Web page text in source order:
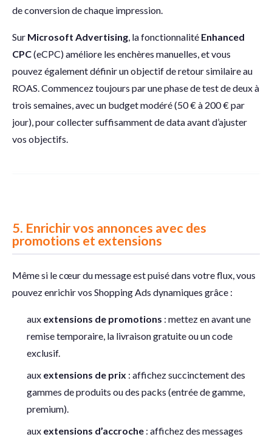
de conversion de chaque impression.
Sur Microsoft Advertising, la fonctionnalité Enhanced
CPC(eCPC) améliore les enchères manuelles, et vous
pouvez également définir un objectif de retour similaire au
ROAS. Commencez toujours par une phase de test de deux à
trois semaines, avec un budget modéré (50 € à 200 € par
jour), pour collecter suffisamment de data avant d’ajuster
vos objectifs.
5. Enrichir vos annonces avec des
promotions et extensions
Même si le cœur du message est puisé dans votre flux, vous
pouvez enrichir vos Shopping Ads dynamiques grâce :
aux extensions de promotions : mettez en avant une
remise temporaire, la livraison gratuite ou un code
exclusif.
aux extensions de prix : affichez succinctement des
gammes de produits ou des packs (entrée de gamme,
premium).
aux extensions d’accroche : affichez des messages